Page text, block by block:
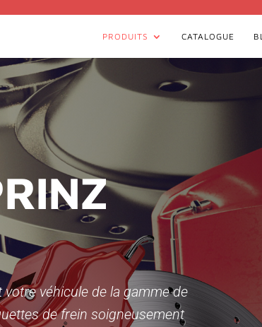
PRODUITS CATALOGUE
véhicule de la gamme de
de frein soigneusement